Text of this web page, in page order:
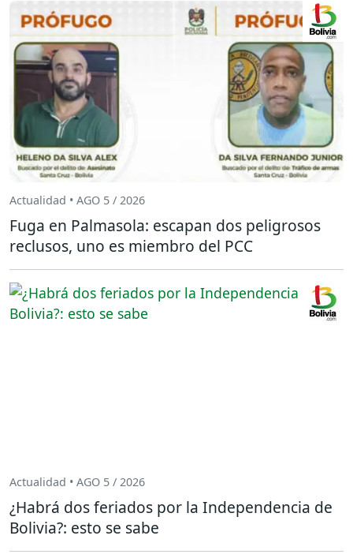
Actualidad • AGO 5 / 2026
Fuga en Palmasola: escapan dos peligrosos
reclusos, uno es miembro del PCC
Actualidad • AGO 5 / 2026
¿Habrá dos feriados por la Independencia de
Bolivia?: esto se sabe